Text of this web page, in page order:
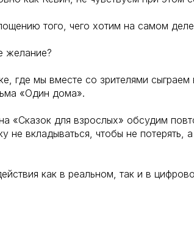
того, чего хотим на самом
желание?
где мы вместе со зрителями сыграем
«Один дома».
«Сказок для взрослых» обсудим
не вкладываться, чтобы не потерять,
как в реальном, так и в